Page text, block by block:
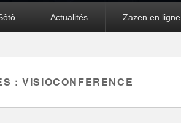
Actualités Zazen en ligne
:VISIOCONFERENCE